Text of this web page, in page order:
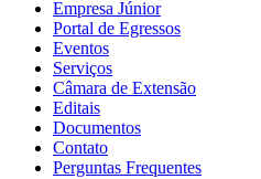
Empresa Júnior
Portal de Egressos
Eventos
Serviços
Câmara de Extensão
Editais
Documentos
Contato
Perguntas Frequentes